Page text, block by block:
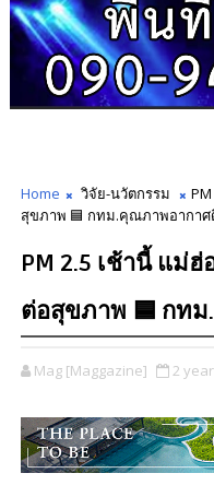
Home วิจัย-นวัตกรรม
สุขภาพ 🟦 กทม.คุณภาพอากาศ
PM 2.5 เช้านี้ แม่
ต่อสุขภาพ 🟦 กท
Mag [Maggazine] 2